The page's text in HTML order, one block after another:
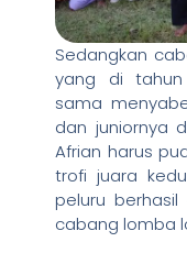
Sedangkan
yang di
sama
dan juniornya
Afrian harus
trofi juara
peluru
cabang lomba